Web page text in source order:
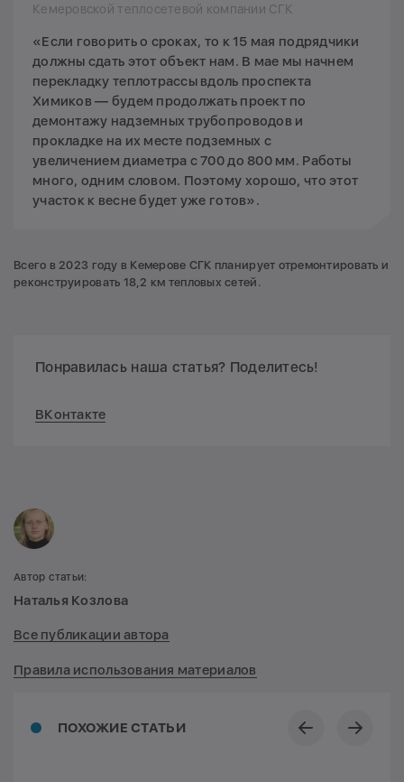
Кемеровской теплосетевой компании СГК
«Если говорить о сроках, то к 15 мая подрядчики
должны сдать этот объект нам. В мае мы начнем
перекладку теплотрассы вдоль проспекта
Химиков — будем продолжать проект по
демонтажу надземных трубопроводов и
прокладке на их месте подземных с
увеличением диаметра с 700 до 800 мм. Работы
много, одним словом. Поэтому хорошо, что этот
участок к весне будет уже готов».
Всего в 2023 году в Кемерове СГК планирует отремонтировать и
реконструировать 18,2 км тепловых сетей.
Понравилась наша статья? Поделитесь!
ВКонтакте
ПОХОЖИЕ СТАТЬИ
Автор статьи:
Наталья Козлова
Все публикации автора
Правила использования материалов